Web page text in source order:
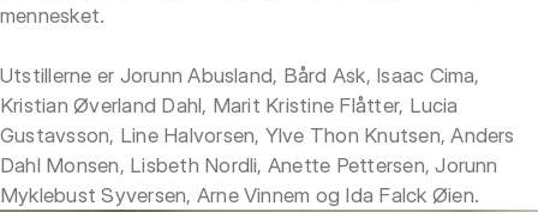
mennesket.
Utstillerne er Jorunn Abusland, Bård Ask, Isaac Cima,
Kristian Øverland Dahl, Marit Kristine Flåtter, Lucia
Gustavsson, Line Halvorsen, Ylve Thon Knutsen, Anders
Dahl Monsen, Lisbeth Nordli, Anette Pettersen, Jorunn
Myklebust Syversen, Arne Vinnem og Ida Falck Øien.